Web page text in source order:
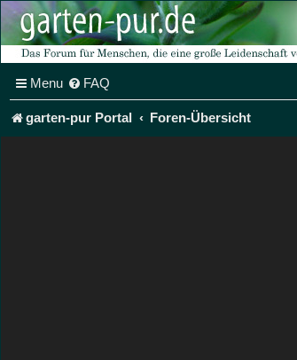
Menu FAQ
garten-pur Portal Foren-Übersicht